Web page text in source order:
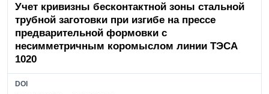
Учет кривизны бесконтактной зоны стальной
трубной заготовки при изгибе на прессе
предварительной формовки с
несимметричным коромыслом линии ТЭСА
1020
DOI